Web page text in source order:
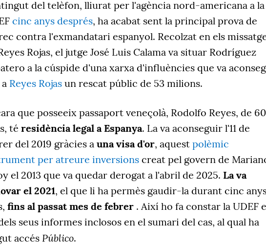
del telèfon, lliurat per l'agència nord-americana a la
cinc anys després, ha acabat sent la principal prova de
contra l'exmandatari espanyol. Recolzat en els
Rojas, el jutge José Luis Calama va situar Rodríguez
a la cúspide d'una xarxa d'influències que va
Reyes Rojas un rescat públic de 53 milions.
que posseeix passaport veneçolà, Rodolfo Reyes, de 60
té residència legal a Espanya. La va aconseguir l'11 de
del 2019 gràcies a una visa d'or, aquest polèmic
per atreure inversions creat pel govern de
el 2013 que va quedar derogat a l'abril de 2025. La va
el 2021, el que li ha permès gaudir-la durant cinc
, fins al passat mes de febrer . Així ho fa constar la UDEF
seus informes inclosos en el sumari del cas, al qual ha
accés Público.